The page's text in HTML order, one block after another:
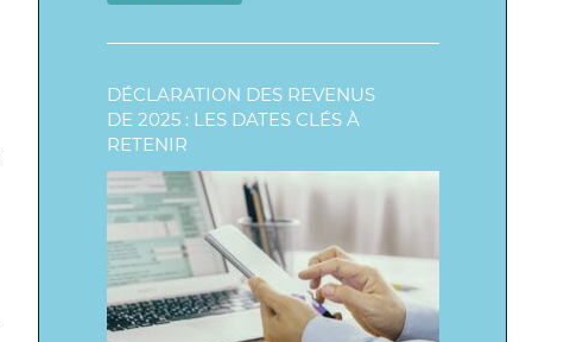
DÉCLARATION DES REVENUS
DE 2025 : LES DATES CLÉS À
RETENIR